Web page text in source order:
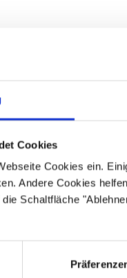
Cookies
Cookies ein.
Andere Cookies
Schaltfläche
Becken- und
der Leber zum
der
sowie
belaufen sich auf